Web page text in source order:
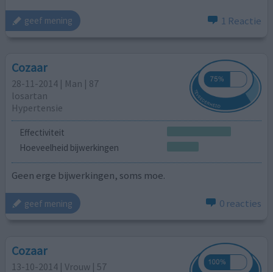
geef mening 1 Reactie
Cozaar
28-11-2014 | Man | 87
losartan
Hypertensie
Effectiviteit
Hoeveelheid bijwerkingen
Geen erge bijwerkingen, soms moe.
geef mening 0 reacties
Cozaar
13-10-2014 | Vrouw | 57